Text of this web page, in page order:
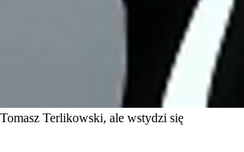
Terlikowski, ale wstydzi się